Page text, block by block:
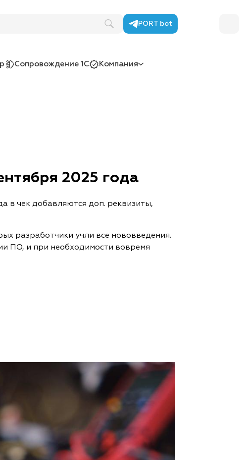
PORT bot
Сопровождение 1С Компания
2025 года
в чек добавляются доп. реквизиты,
разработчики учли все нововведения.
ПО, и при необходимости вовремя